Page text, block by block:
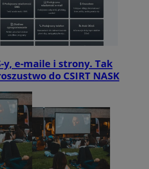
y, e-maile i strony. Tak
do CSIRT NASK